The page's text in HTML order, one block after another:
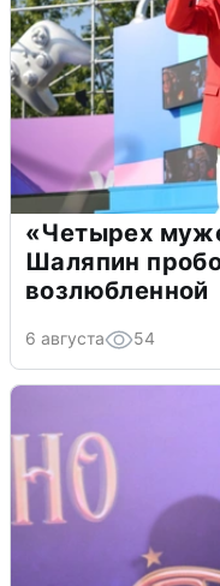
«Четырех
Шаляпин
возлюбленной
6 августа 54